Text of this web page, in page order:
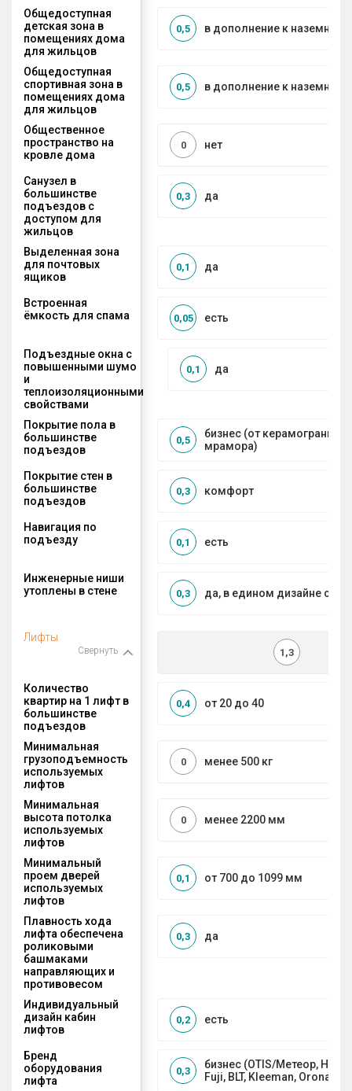
Общедоступная
детская зона в
помещениях дома
для жильцов
в дополнение к наземной
0,5
Общедоступная
спортивная зона в
помещениях дома
для жильцов
в дополнение к наземной
0,5
Общественное
пространство на
кровле дома
нет
0
Санузел в
большинстве
подъездов с
доступом для
жильцов
да
0,3
Выделенная зона
для почтовых
ящиков
да
0,1
Встроенная
ёмкость для спама
есть
0,05
Подъездные окна с
повышенными шумо
и
теплоизоляционными
свойствами
да
0,1
Покрытие пола в
большинстве
подъездов
бизнес (от керамогранита
мрамора)
0,5
Покрытие стен в
большинстве
подъездов
комфорт
0,3
Навигация по
подъезду
есть
0,1
Инженерные ниши
утоплены в стене
да, в едином дизайне с
0,3
Лифты
Свернуть 1,3
Количество
квартир на 1 лифт в
большинстве
подъездов
от 20 до 40
0,4
Минимальная
грузоподъемность
используемых
лифтов
менее 500 кг
0
Минимальная
высота потолка
используемых
лифтов
менее 2200 мм
0
Минимальный
проем дверей
используемых
лифтов
от 700 до 1099 мм
0,1
Плавность хода
лифта обеспечена
роликовыми
башмаками
направляющих и
противовесом
да
0,3
Индивидуальный
дизайн кабин
лифтов
есть
0,2
Бренд
оборудования
лифта
бизнес (OTIS/Метеор,
Fuji, BLT, Kleeman, Orona)
0,3